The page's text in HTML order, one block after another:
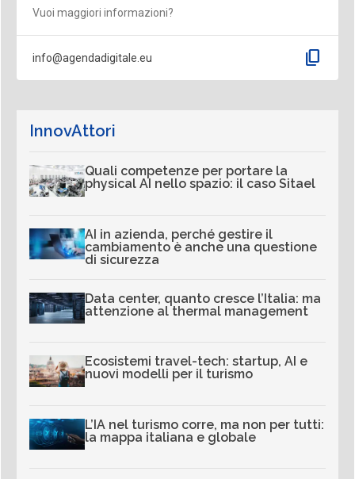
Vuoi maggiori informazioni?
info@agendadigitale.eu content_copy
InnovAttori
Quali competenze per portare la
physical AI nello spazio: il caso Sitael
AI in azienda, perché gestire il
cambiamento è anche una questione
di sicurezza
Data center, quanto cresce l’Italia: ma
attenzione al thermal management
Ecosistemi travel-tech: startup, AI e
nuovi modelli per il turismo
L’IA nel turismo corre, ma non per tutti:
la mappa italiana e globale